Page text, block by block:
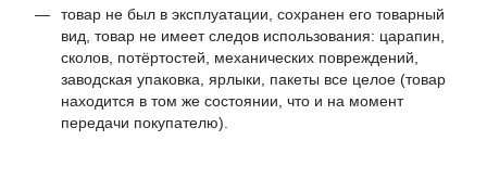
товар не был в эксплуатации, сохранен его товарный
вид, товар не имеет следов использования: царапин,
сколов, потёртостей, механических повреждений,
заводская упаковка, ярлыки, пакеты все целое (товар
находится в том же состоянии, что и на момент
передачи покупателю).